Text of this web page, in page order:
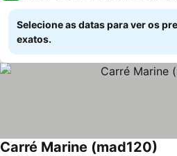
Selecione as datas para ver os
exatos.
Carré Marine (mad120)